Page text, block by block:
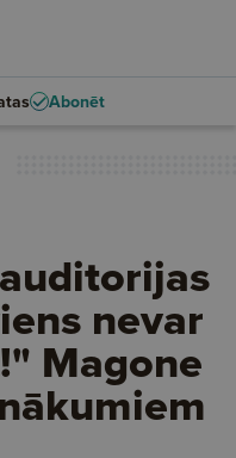
Abonēt
nevar
Magone